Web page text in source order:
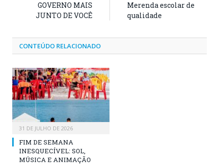
GOVERNO MAIS
JUNTO DE VOCÊ
Merenda escolar de
qualidade
CONTEÚDO RELACIONADO
31 DE JULHO DE 2026
FIM DE SEMANA
INESQUECÍVEL: SOL,
MÚSICA E ANIMAÇÃO